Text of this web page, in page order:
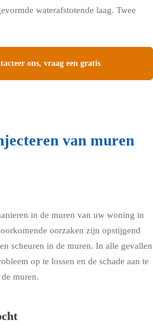
waterafstotende laag. Twee
ons, vraag een gratis
van muren
in de muren van uw woning in
oorzaken zijn opstijgend
scheuren in de muren. In alle gevallen
op te lossen en de schade aan te
muren.